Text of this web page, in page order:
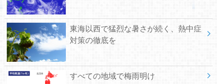
東海以西で猛烈な暑さが続く、熱中症
対策の徹底を
すべての地域で梅雨明け